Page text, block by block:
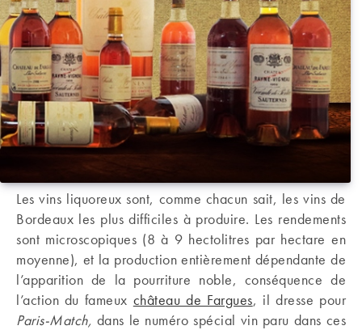
Les vins liquoreux sont, comme chacun sait, les vins de
Bordeaux les plus difficiles à produire. Les rendements
sont microscopiques (8 à 9 hectolitres par hectare en
moyenne), et la production entièrement dépendante de
l’apparition de la pourriture noble, conséquence de
l’action du fameux château de Fargues, il dresse pour
Paris-Match, dans le numéro spécial vin paru dans ces